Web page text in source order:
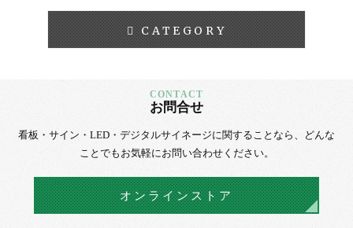
CATEGORY
お問合せ
看板・サイン・LED・デジタルサイネージに関することなら、
どんな
ことでもお気軽にお問い合わせください。
オンラインストア